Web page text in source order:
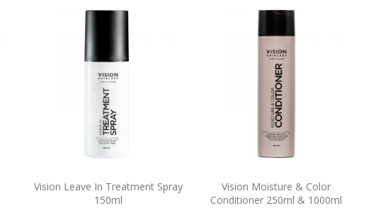
Vision Leave In Treatment Spray
150ml
Vision Moisture & Color
Conditioner 250ml & 1000ml